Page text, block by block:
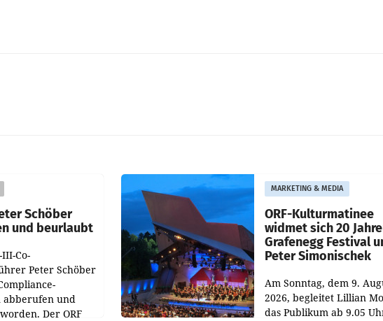
Schöber
und beurlaubt
Co-
Peter Schöber
abberufen und
Der ORF
MARKETING & MEDIA
ORF-Kulturmatinee
widmet sich 20
Grafenegg Festival
Peter Simonischek
Am Sonntag, dem 9.
2026, begleitet Lillian
das Publikum ab 9.05